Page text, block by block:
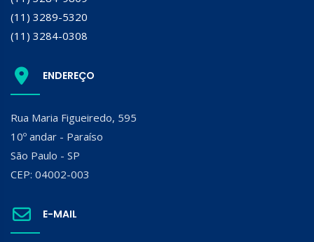
(11) 3289-5320
(11) 3284-0308
ENDEREÇO
Rua Maria Figueiredo, 595
10º andar - Paraíso
São Paulo - SP
CEP: 04002-003
E-MAIL